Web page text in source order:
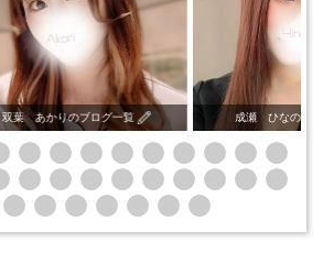
双葉 あかりのブログ一覧 成瀬 ひなのブ